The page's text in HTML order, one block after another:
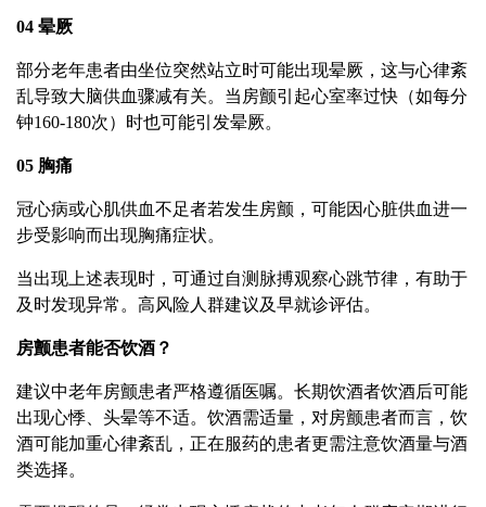
04 晕厥
部分老年患者由坐位突然站立时可能出现晕厥，这与心律紊
乱导致大脑供血骤减有关。当房颤引起心室率过快（如每分
钟160-180次）时也可能引发晕厥。
05 胸痛
冠心病或心肌供血不足者若发生房颤，可能因心脏供血进一
步受影响而出现胸痛症状。
当出现上述表现时，可通过自测脉搏观察心跳节律，有助于
及时发现异常。高风险人群建议及早就诊评估。
房颤患者能否饮酒？
建议中老年房颤患者严格遵循医嘱。长期饮酒者饮酒后可能
出现心悸、头晕等不适。饮酒需适量，对房颤患者而言，饮
酒可能加重心律紊乱，正在服药的患者更需注意饮酒量与酒
类选择。